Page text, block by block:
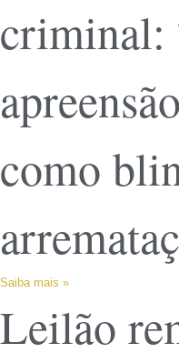
criminal:
como
Saiba mais »
Leilão